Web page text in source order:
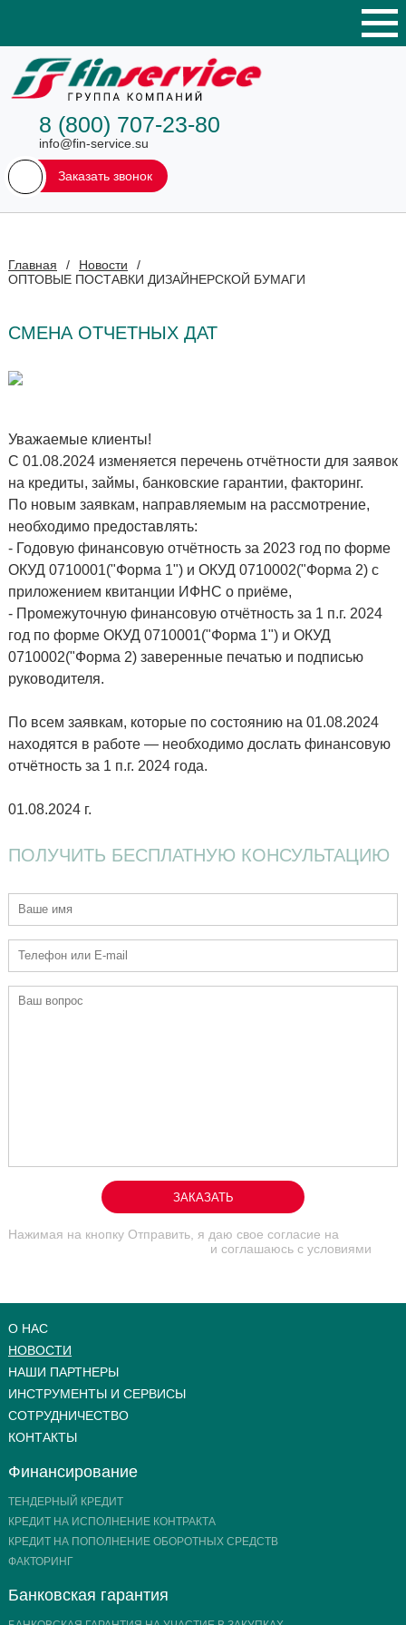
8 (800) 707-23-80
info@fin-service.su
Заказать звонок
Главная / Новости
/
ОПТОВЫЕ ПОСТАВКИ ДИЗАЙНЕРСКОЙ БУМАГИ
СМЕНА ОТЧЕТНЫХ ДАТ
Уважаемые клиенты!
С 01.08.2024 изменяется перечень отчётности для заявок
на кредиты, займы, банковские гарантии, факторинг.
По новым заявкам, направляемым на рассмотрение,
необходимо предоставлять:
- Годовую финансовую отчётность за 2023 год по форме
ОКУД 0710001("Форма 1") и ОКУД 0710002("Форма 2) с
приложением квитанции ИФНС о приёме,
- Промежуточную финансовую отчётность за 1 п.г. 2024
год по форме ОКУД 0710001("Форма 1") и ОКУД
0710002("Форма 2) заверенные печатью и подписью
руководителя.
По всем заявкам, которые по состоянию на 01.08.2024
находятся в работе — необходимо дослать финансовую
отчётность за 1 п.г. 2024 года.
01.08.2024 г.
ПОЛУЧИТЬ БЕСПЛАТНУЮ КОНСУЛЬТАЦИЮ
ЗАКАЗАТЬ
Нажимая на кнопку Отправить, я даю свое согласие на
и соглашаюсь с условиями
О НАС
НОВОСТИ
НАШИ ПАРТНЕРЫ
ИНСТРУМЕНТЫ И СЕРВИСЫ
СОТРУДНИЧЕСТВО
КОНТАКТЫ
Финансирование
ТЕНДЕРНЫЙ КРЕДИТ
КРЕДИТ НА ИСПОЛНЕНИЕ КОНТРАКТА
КРЕДИТ НА ПОПОЛНЕНИЕ ОБОРОТНЫХ СРЕДСТВ
ФАКТОРИНГ
Банковская гарантия